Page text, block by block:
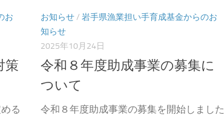
お
策
る
お知らせ/ 岩手県漁業担い手育成基金からのお
知らせ
2025年10月24日
令和８年度助成事業の募集に
ついて
令和８年度助成事業の募集を開始しました